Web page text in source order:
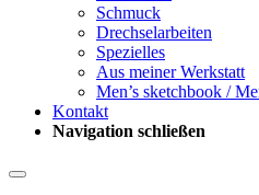
Schmuck
Drechselarbeiten
Spezielles
Aus meiner Werkstatt
Men’s sketchbook /
Kontakt
Navigation schließen